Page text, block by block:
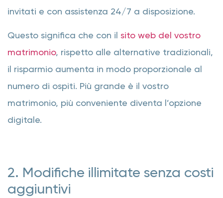
invitati e con assistenza 24/7 a disposizione.
Questo significa che con il sito web del vostro
matrimonio, rispetto alle alternative tradizionali,
il risparmio aumenta in modo proporzionale al
numero di ospiti. Più grande è il vostro
matrimonio, più conveniente diventa l’opzione
digitale.
2. Modifiche illimitate senza costi
aggiuntivi